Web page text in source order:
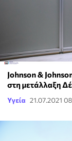
Johnson &
στη μετάλλαξη
Υγεία 21.07.2021